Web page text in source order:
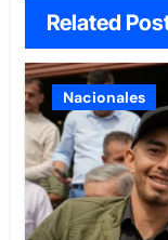
Related
Nacionales